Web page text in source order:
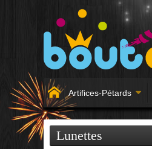
Artifices-Pétards
Lunettes